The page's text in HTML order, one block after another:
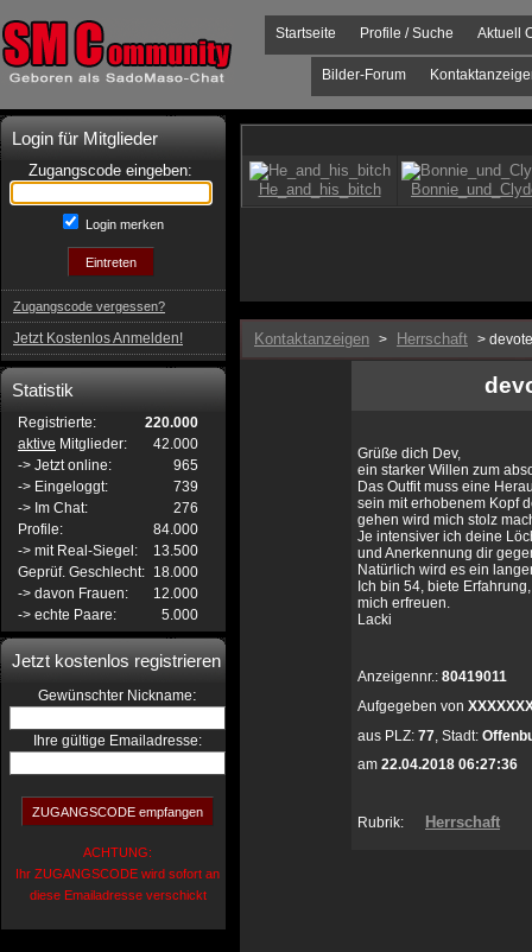
Aktuell
Profile / Suche
Startseite
Bilder-Forum
Login für Mitglieder
Zugangscode eingeben:
Login merken
Zugangscode vergessen?
Jetzt Kostenlos Anmelden!
Statistik
Registrierte:
220.000
aktive Mitglieder:
42.000
-> Jetzt online:
965
-> Eingeloggt:
739
-> Im Chat:
276
Profile:
84.000
-> mit Real-Siegel:
13.500
Geprüf. Geschlecht: 18.000
-> davon Frauen:
12.000
-> echte Paare:
5.000
Jetzt kostenlos registrieren
Gewünschter Nickname:
Ihre gültige Emailadresse:
ACHTUNG:
Ihr ZUGANGSCODE wird sofort an
diese Emailadresse verschickt
Kontaktanzeigen > Herrschaft >
Grüße dich Dev,
ein starker Willen zum
Das Outfit muss eine
sein mit erhobenem Kopf
gehen wird mich stolz
Je intensiver ich deine
und Anerkennung dir
Natürlich wird es ein
Ich bin 54, biete
mich erfreuen.
Lacki
Anzeigennr.: 80419011
Aufgegeben von
aus PLZ: 77, Stadt:
am 22.04.2018 06:27:36
Rubrik: Herrschaft